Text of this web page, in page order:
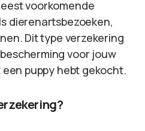
voorkomende
dierenartsbezoeken,
Dit type verzekering
voor jouw
puppy hebt gekocht.